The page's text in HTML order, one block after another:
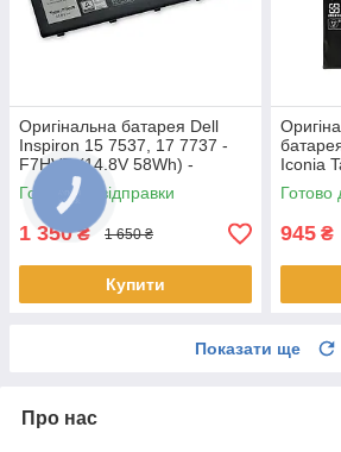
Оригінальна батарея Dell
Inspiron 15 7537, 17 7737 -
F7HVR (14.8V 58Wh) -
Акумулятор, АКБ
Готово до відправки
1 350₴ 1 650 ₴
Купити
Iconia
860
830 -
Готово
945 ₴
Показати ще
Про нас